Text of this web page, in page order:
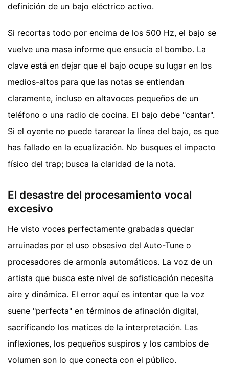
definición de un bajo eléctrico activo.
Si recortas todo por encima de los 500 Hz, el bajo se
vuelve una masa informe que ensucia el bombo. La
clave está en dejar que el bajo ocupe su lugar en los
medios-altos para que las notas se entiendan
claramente, incluso en altavoces pequeños de un
teléfono o una radio de cocina. El bajo debe "cantar".
Si el oyente no puede tararear la línea del bajo, es que
has fallado en la ecualización. No busques el impacto
físico del trap; busca la claridad de la nota.
El desastre del procesamiento vocal
excesivo
He visto voces perfectamente grabadas quedar
arruinadas por el uso obsesivo del Auto-Tune o
procesadores de armonía automáticos. La voz de un
artista que busca este nivel de sofisticación necesita
aire y dinámica. El error aquí es intentar que la voz
suene "perfecta" en términos de afinación digital,
sacrificando los matices de la interpretación. Las
inflexiones, los pequeños suspiros y los cambios de
volumen son lo que conecta con el público.